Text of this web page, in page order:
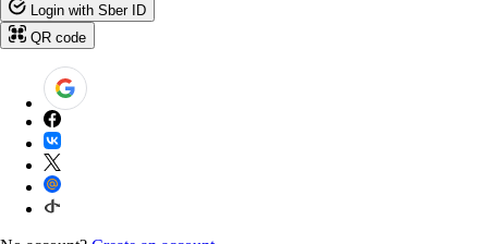
Login with Sber ID
QR code